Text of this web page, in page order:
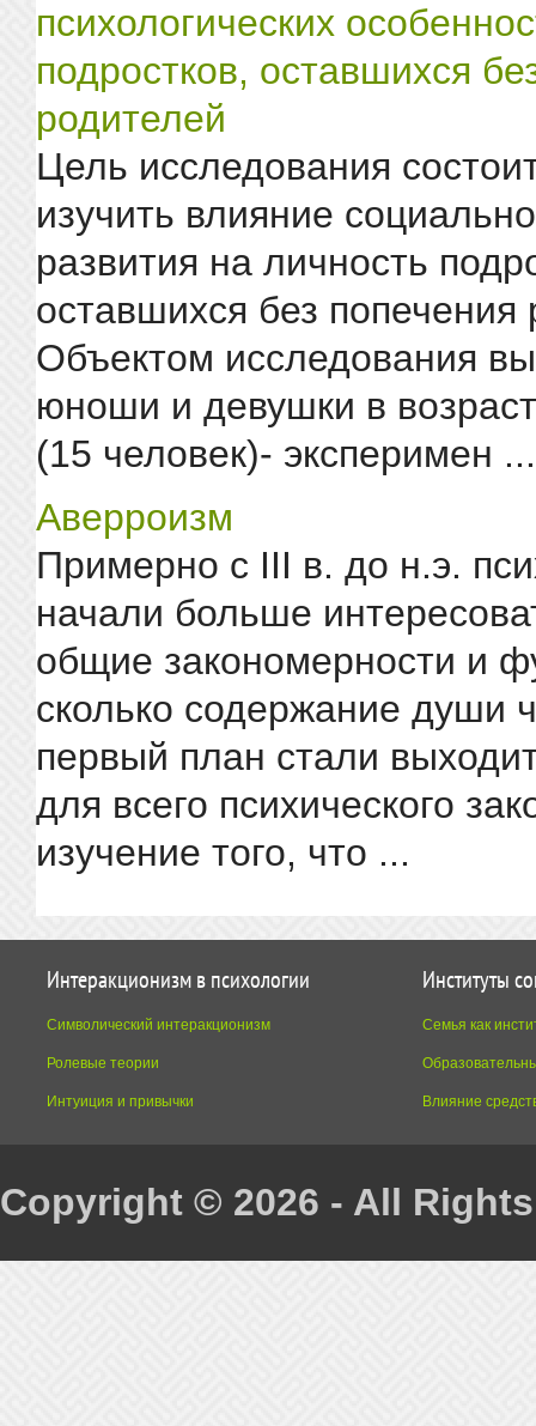
психологических
подростков, оставшихся
родителей
Цель исследования
изучить влияние
развития на личность
оставшихся без попечения
Объектом исследования
юноши и девушки в
(15 человек)- эксперимен ...
Аверроизм
Примерно с III в. до н.э.
начали больше
общие закономерности и
сколько содержание души
первый план стали
для всего психического
изучение того, что ...
Интеракционизм в психологии
Символический интеракционизм
Ролевые теории
Интуиция и привычки
Институты
Семья как
Влияние
Copyright © 2026 - All